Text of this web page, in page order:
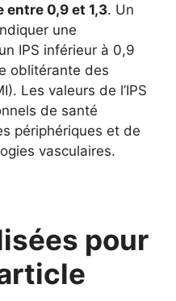
entre 0,9 et 1,3. Un
une
IPS inférieur à 0,9
oblitérante des
Les valeurs de l’IPS
de santé
périphériques et de
vasculaires.
pour